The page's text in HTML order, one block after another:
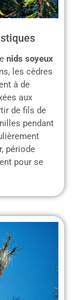
nids soyeux
les cèdres
à de
aux
de fils de
pendant
période
pour se